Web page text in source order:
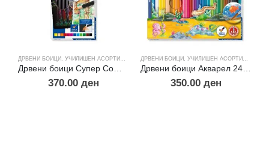
ДРВЕНИ БОИЦИ , УЧИЛИШЕН АСОРТИМАН
Дрвени боици Супер Софт 12
370.00 ден
ДРВЕНИ БОИЦИ , УЧИЛИШЕН АСОРТИМАН
Дрвени боици Акварел 24 ниjaнси
350.00 ден